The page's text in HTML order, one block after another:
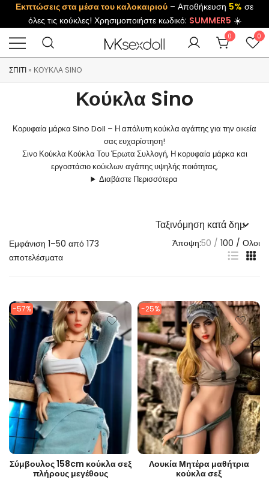
Εκπτώσεις στα μέσα του καλοκαιριού – Αποθήκευση 5% σε
όλες τις κούκλες! Χρησιμοποιήστε κωδικό: SUMMER5 ☀️
0 0
ΣΠΊΤΙ » ΚΟΎΚΛΑ SINO
Κούκλα Sino
Κορυφαία μάρκα Sino Doll – Η απόλυτη κούκλα αγάπης για την οικεία
σας ευχαρίστηση!
Σινο Κούκλα Κούκλα Του Έρωτα Συλλογή, Η κορυφαία μάρκα και
εργοστάσιο κούκλων αγάπης υψηλής ποιότητας,
Διαβάστε Περισσότερα
Εμφάνιση 1–50 από 173
αποτελέσματα
Άποψη:50 100 Ολοι
-57%
ΓΡΉΓΟΡΗ ΜΑΤΙΆ
Σύμβουλος 158cm κούκλα σεξ
πλήρους μεγέθους
-25%
ΓΡΉΓΟΡΗ ΜΑΤΙΆ
Λουκία Μητέρα μαθήτρια
κούκλα σεξ